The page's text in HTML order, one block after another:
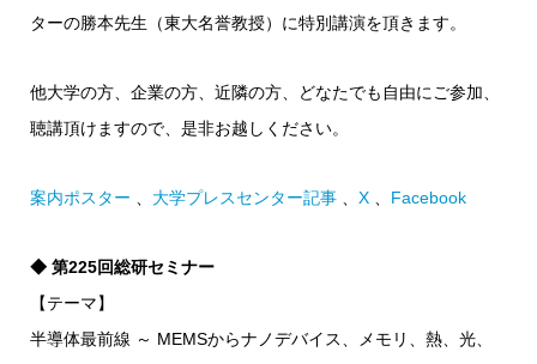
ターの勝本先生（東大名誉教授）に特別講演を頂きます。
他大学の方、企業の方、近隣の方、どなたでも自由にご参加、
聴講頂けますので、是非お越しください。
案内ポスター 大学プレスセンター記事 X Facebook
◆ 第225回総研セミナー
【テーマ】
半導体最前線 ～ MEMSからナノデバイス、メモリ、熱、光、